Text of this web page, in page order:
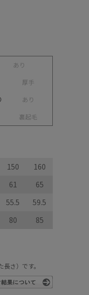
あ り
厚手
あ り
裏起毛
150
160
61
65
55.5
59.5
80 85
さ）です。